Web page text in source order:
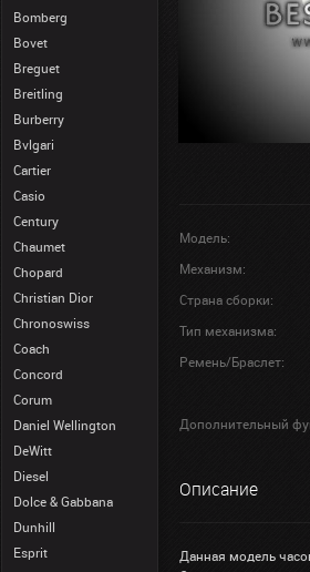
Bomberg
Bovet
Breguet
Breitling
Burberry
Bvlgari
Cartier
Casio
Century
Chaumet
Chopard
Christian Dior
Chronoswiss
Coach
Concord
Corum
Daniel Wellington
DeWitt
Diesel
Dolce & Gabbana
Dunhill
Esprit
Модель:
Механизм:
Страна сборки:
Тип механизма:
Ремень/Браслет:
Дополнительный
Описание
Данная модель